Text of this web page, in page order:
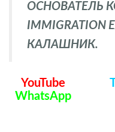
ОСНОВАТЕЛЬ
IMMIGRATION
КАЛАШНИК.
YouTube
WhatsApp